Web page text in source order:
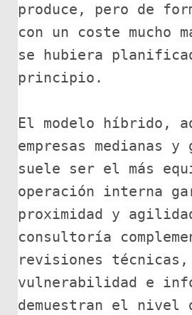
produce, pero de
con un coste mucho
se hubiera
principio.
El modelo híbrido,
empresas medianas y
suele ser el más
operación interna
proximidad y
consultoría
revisiones técnicas,
vulnerabilidad e
demuestran el nivel